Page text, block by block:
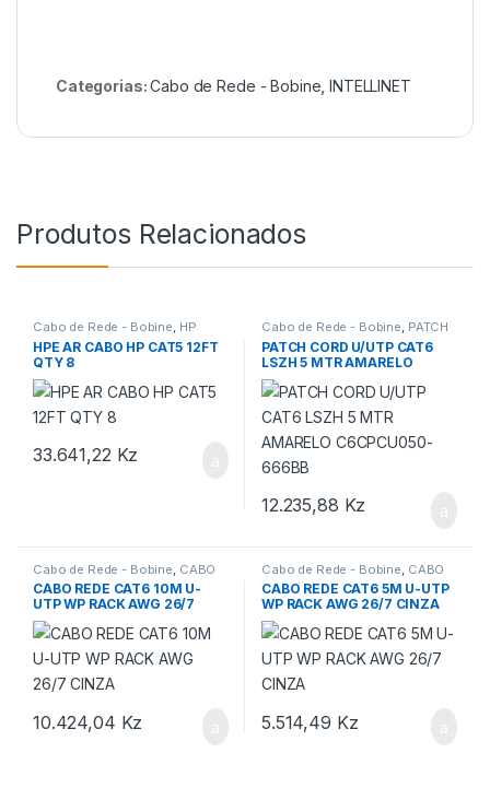
Categorias:Cabo de Rede - Bobine ,INTELLINET
Produtos Relacionados
Cabo de Rede - Bobine, HP
HPE AR CABO HP CAT5 12FT
QTY 8
33.641,22 Kz
Cabo de Rede - Bobine, PATCH
CORD
PATCH CORD U/UTP CAT6
LSZH 5 MTR AMARELO
C6CPCU050-666BB
12.235,88 Kz
Cabo de Rede - Bobine CABO
REDE CAT6
CABO REDE CAT6 10M U-
UTP WP RACK AWG 26/7
CINZA
10.424,04 Kz
Cabo de Rede - Bobine CABO
REDE
CABO REDE CAT6 5M U-UTP
WP RACK AWG 26/7 CINZA
5.514,49 Kz